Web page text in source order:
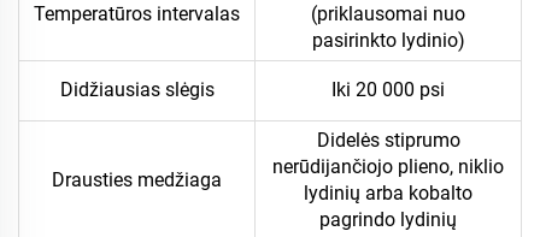
Temperatūros intervalas
(priklausomai nuo
pasirinkto lydinio)
Didžiausias slėgis Iki 20 000 psi
Drausties medžiaga
Didelės stiprumo
nerūdijančiojo plieno, niklio
lydinių arba kobalto
pagrindo lydinių